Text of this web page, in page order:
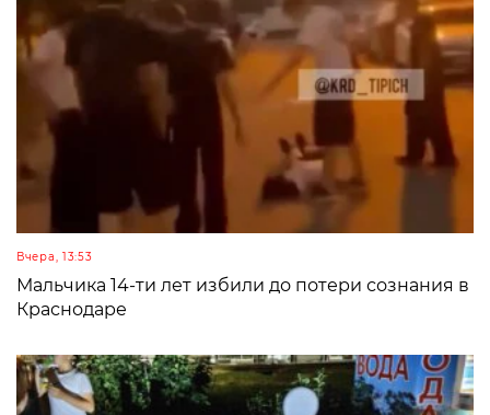
Вчера, 13:53
Мальчика 14-ти лет избили до потери сознания в
Краснодаре